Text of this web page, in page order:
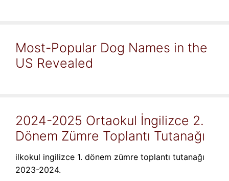
Most-Popular Dog Names in the
US Revealed
2024-2025 Ortaokul İngilizce 2.
Dönem Zümre Toplantı Tutanağı
ilkokul ingilizce 1. dönem zümre toplantı tutanağı
2023-2024.